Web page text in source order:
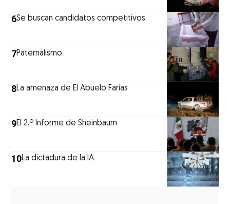
6Se buscan candidatos competitivos
7Paternalismo
8La amenaza de El Abuelo Farías
9El 2.º Informe de Sheinbaum
10La dictadura de la IA